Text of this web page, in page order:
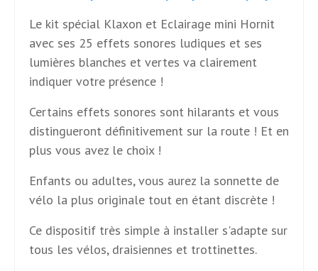
Le kit spécial Klaxon et Eclairage mini Hornit
avec ses 25 effets sonores ludiques et ses
lumières blanches et vertes va clairement
indiquer votre présence !
Certains effets sonores sont hilarants et vous
distingueront définitivement sur la route ! Et en
plus vous avez le choix !
Enfants ou adultes, vous aurez la sonnette de
vélo la plus originale tout en étant discrète !
Ce dispositif très simple à installer s'adapte sur
tous les vélos, draisiennes et trottinettes.